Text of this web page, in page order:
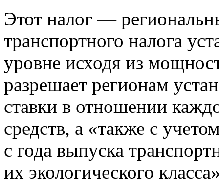
Этот налог —
транспортного налога
уровне исходя из
разрешает регионам
ставки в отношении
средств, а «также с
с года выпуска
их экологического